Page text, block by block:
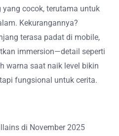
cocok, terutama untuk
Kekurangannya?
terasa padat di mobile,
immersion—detail seperti
warna saat naik level bikin
fungsional untuk cerita.
di November 2025